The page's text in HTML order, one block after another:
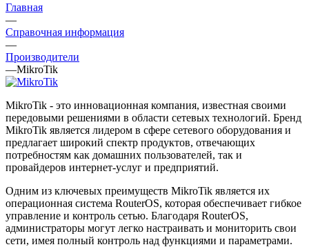
Главная
—
Справочная информация
—
Производители
—MikroTik
MikroTik - это инновационная компания, известная своими
передовыми решениями в области сетевых технологий. Бренд
MikroTik является лидером в сфере сетевого оборудования и
предлагает широкий спектр продуктов, отвечающих
потребностям как домашних пользователей, так и
провайдеров интернет-услуг и предприятий.
Одним из ключевых преимуществ MikroTik является их
операционная система RouterOS, которая обеспечивает гибкое
управление и контроль сетью. Благодаря RouterOS,
администраторы могут легко настраивать и мониторить свои
сети, имея полный контроль над функциями и параметрами.